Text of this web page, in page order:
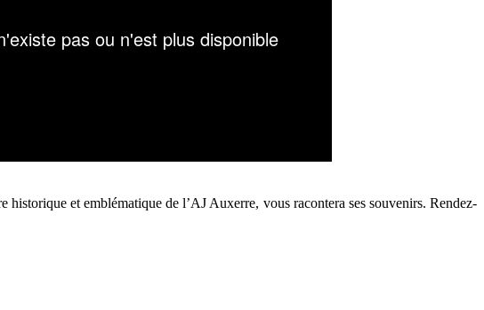
historique et emblématique de l’AJ Auxerre, vous racontera ses souvenirs. Rendez-